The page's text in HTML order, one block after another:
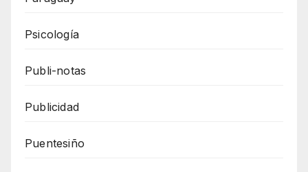
Psicología
Publi-notas
Publicidad
Puentesiño